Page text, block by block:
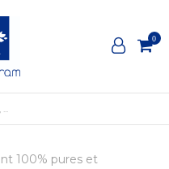
0
100% pures et